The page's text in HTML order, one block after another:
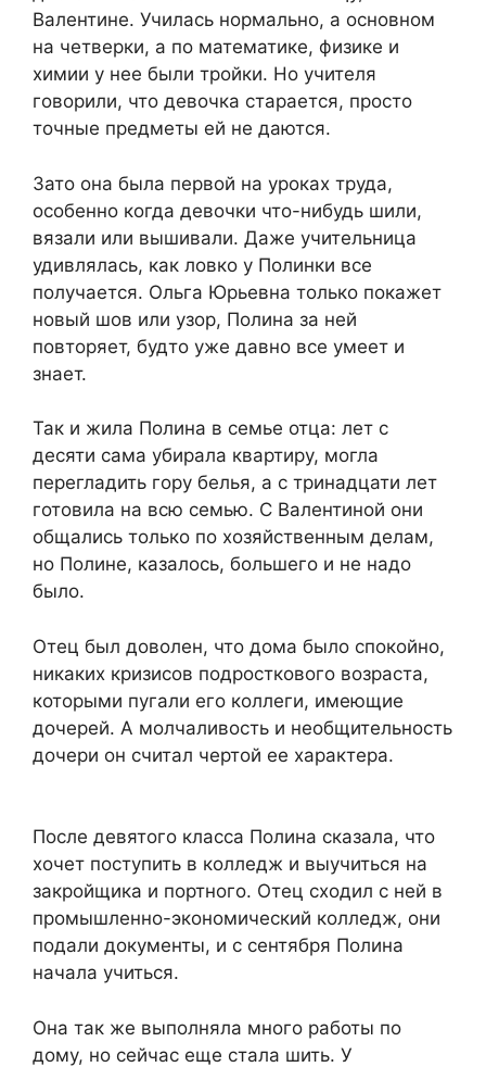
Валентине. Училась нормально, а основном
на четверки, а по математике, физике и
химии у нее были тройки. Но учителя
говорили, что девочка старается, просто
точные предметы ей не даются.
Зато она была первой на уроках труда,
особенно когда девочки что-нибудь шили,
вязали или вышивали. Даже учительница
удивлялась, как ловко у Полинки все
получается. Ольга Юрьевна только покажет
новый шов или узор, Полина за ней
повторяет, будто уже давно все умеет и
знает.
Так и жила Полина в семье отца: лет с
десяти сама убирала квартиру, могла
перегладить гору белья, а с тринадцати лет
готовила на всю семью. С Валентиной они
общались только по хозяйственным делам,
но Полине, казалось, большего и не надо
было.
Отец был доволен, что дома было спокойно,
никаких кризисов подросткового возраста,
которыми пугали его коллеги, имеющие
дочерей. А молчаливость и необщительность
дочери он считал чертой ее характера.
После девятого класса Полина сказала, что
хочет поступить в колледж и выучиться на
закройщика и портного. Отец сходил с ней в
промышленно-экономический колледж, они
подали документы, и с сентября Полина
начала учиться.
Она так же выполняла много работы по
дому, но сейчас еще стала шить. У